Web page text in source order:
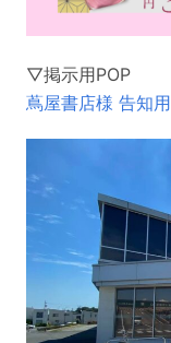
▽掲示用POP
蔦屋書店様 告知用